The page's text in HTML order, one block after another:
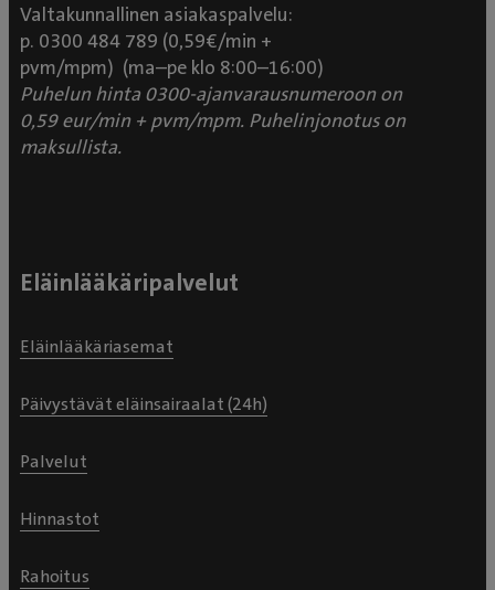
Valtakunnallinen asiakaspalvelu:
p. 0300 484 789 (0,59€/min +
pvm/mpm) (ma–pe klo 8:00–16:00)
Puhelun hinta 0300-ajanvarausnumeroon on
0,59 eur/min + pvm/mpm. Puhelinjonotus on
maksullista.
Eläinlääkäripalvelut
Eläinlääkäriasemat
Päivystävät eläinsairaalat (24h)
Palvelut
Hinnastot
Rahoitus